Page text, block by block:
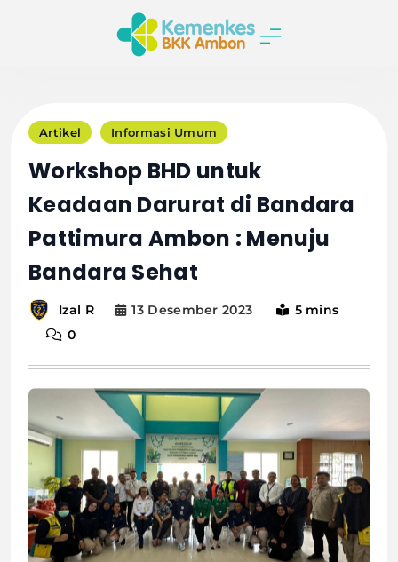
KESEHATAN
AMBON
Artikel Informasi Umum
Workshop BHD untuk
Keadaan Darurat di Bandara
Pattimura Ambon : Menuju
Bandara Sehat
Izal R 13 Desember 2023
5 mins
0